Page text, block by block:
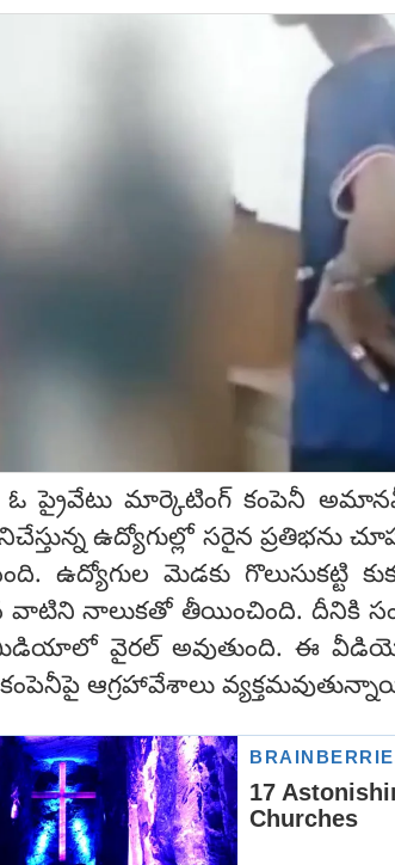
ఓ ప్రైవేటు మార్కెటింగ్ కంపెనీ
ఉద్యోగుల్లో సరైన ప్రతిభను
ఉద్యోగుల మెడకు గొలుసుకట్టి
వాటిని నాలుకతో తీయించింది. దీనికి
వైరల్ అవుతుంది. ఈ
ఆగ్రహావేశాలు